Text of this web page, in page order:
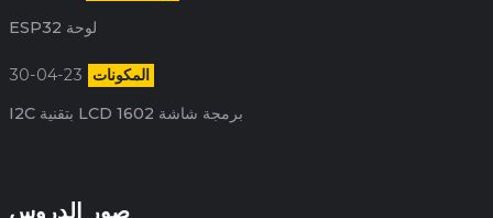
لوحة ESP32
المكونات
30-04-23
برمجة شاشة 1602 LCD بتقنية I2C
صور الدروس